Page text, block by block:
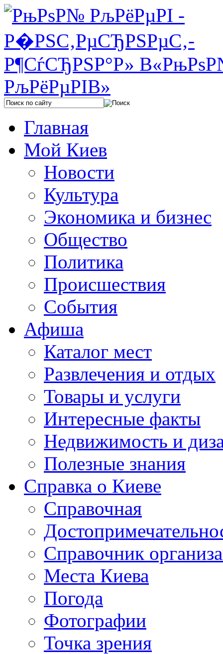
Главная
Мой Киев
Новости
Культура
Экономика и бизнес
Общество
Политика
Происшествия
События
Афиша
Каталог мест
Развлечения и отдых
Товары и услуги
Интересные факты
Недвижимость и
Полезные знания
Справка о Киеве
Справочная
Справочник
Места Киева
Погода
Фотографии
Точка зрения